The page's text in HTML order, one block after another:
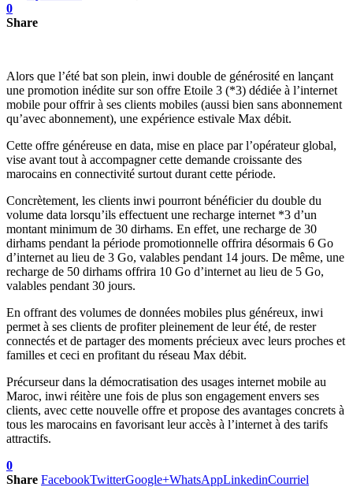
0
Share
Alors que l’été bat son plein, inwi double de générosité en lançant
une promotion inédite sur son offre Etoile 3 (*3) dédiée à l’internet
mobile pour offrir à ses clients mobiles (aussi bien sans abonnement
qu’avec abonnement), une expérience estivale Max débit.
Cette offre généreuse en data, mise en place par l’opérateur global,
vise avant tout à accompagner cette demande croissante des
marocains en connectivité surtout durant cette période.
Concrètement, les clients inwi pourront bénéficier du double du
volume data lorsqu’ils effectuent une recharge internet *3 d’un
montant minimum de 30 dirhams. En effet, une recharge de 30
dirhams pendant la période promotionnelle offrira désormais 6 Go
d’internet au lieu de 3 Go, valables pendant 14 jours. De même, une
recharge de 50 dirhams offrira 10 Go d’internet au lieu de 5 Go,
valables pendant 30 jours.
En offrant des volumes de données mobiles plus généreux, inwi
permet à ses clients de profiter pleinement de leur été, de rester
connectés et de partager des moments précieux avec leurs proches et
familles et ceci en profitant du réseau Max débit.
Précurseur dans la démocratisation des usages internet mobile au
Maroc, inwi réitère une fois de plus son engagement envers ses
clients, avec cette nouvelle offre et propose des avantages concrets à
tous les marocains en favorisant leur accès à l’internet à des tarifs
attractifs.
0
Share FacebookTwitterGoogle+WhatsAppLinkedinCourriel